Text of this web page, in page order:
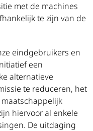
met de machines
te zijn van de
eindgebruikers en
een
alternatieve
te reduceren, het
hiervoor al enkele
De uitdaging